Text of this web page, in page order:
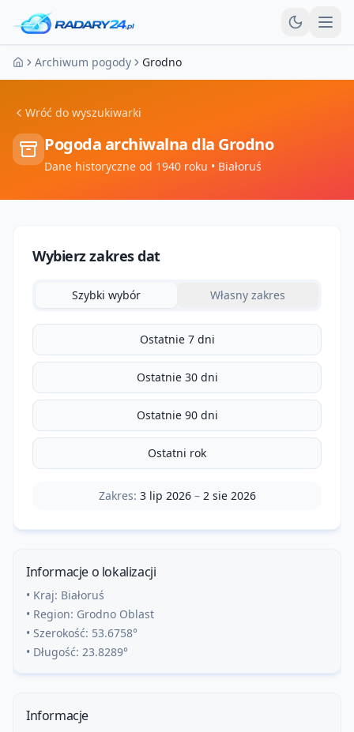
Strona główna
Archiwum pogody Grodno
Wróć do wyszukiwarki
Pogoda archiwalna dla Grodno
Dane historyczne od 1940 roku • Białoruś
Wybierz zakres dat
Szybki wybór Własny zakres
Ostatnie 7 dni
Ostatnie 30 dni
Ostatnie 90 dni
Ostatni rok
Zakres: 3 lip 2026– 2 sie 2026
Informacje o lokalizacji
• Kraj: Białoruś
• Region: Grodno Oblast
• Szerokość: 53.6758°
• Długość: 23.8289°
Informacje